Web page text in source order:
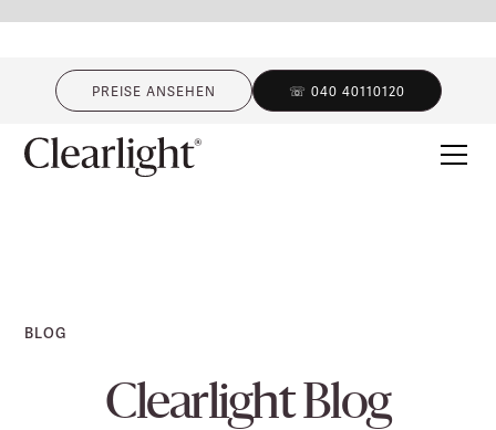
PREISE ANSEHEN ☏ 040 40110120
BLOG
Clearlight Blog